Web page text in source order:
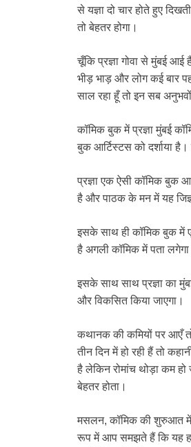
से यज्ञा दो चार होते हुए
तो बेहतर होगा।
चूँकि प्रज्ञा गोवा से मुंबई
भीड़ भाड़ और लोग कई बार
साल रहा हूँ तो इन सब
कॉमिक बुक में प्रज्ञा मुंबई
बुक आर्टिस्टस को दर्शाया
प्रज्ञा एक ऐसी कॉमिक बुक
है और पाठक के मन में यह
इसके साथ ही कॉमिक बुक में
है अगली कॉमिक में पता
इसके साथ साथ प्रज्ञा का
और विकसित किया जाएगा।
कथानक की कमियों पर आएँ
तीन दिन में हो रही हैं तो
है लेकिन रोमांच थोड़ा कम
बेहतर होता।
मसलन, कॉमिक की शुरुआत में
रूप में आप समझते हैं कि यह